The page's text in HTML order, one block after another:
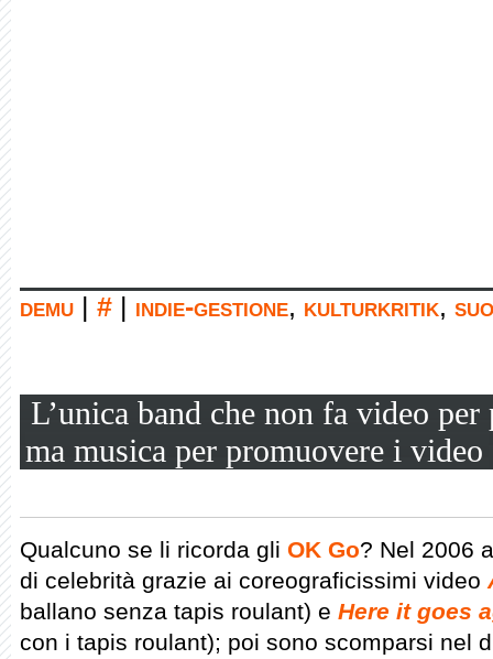
demu # indie-gestione, kulturkritik,
L’unica band che non fa video
ma musica per promuovere i video
Qualcuno se li ricorda gli OK Go? Nel 2006
di celebrità grazie ai coreograficissimi video
ballano senza tapis roulant) e Here it goes
con i tapis roulant); poi sono scomparsi nel